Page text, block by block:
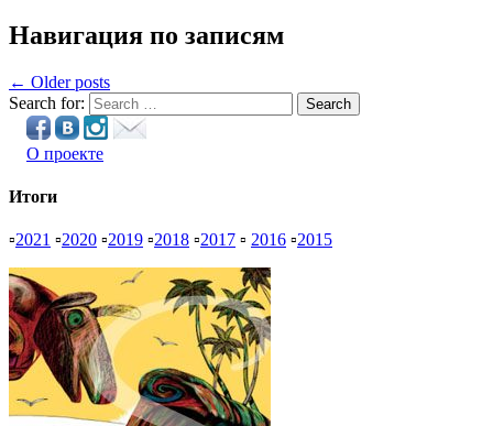
Навигация по записям
← Older posts
Search for:
Search
О проекте
Итоги
▫2021 ▫2020 ▫2019 ▫2018 ▫2017 ▫ 2016 ▫2015